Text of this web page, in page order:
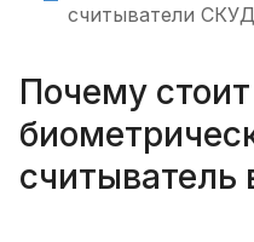
считыватели СКУД
Почему